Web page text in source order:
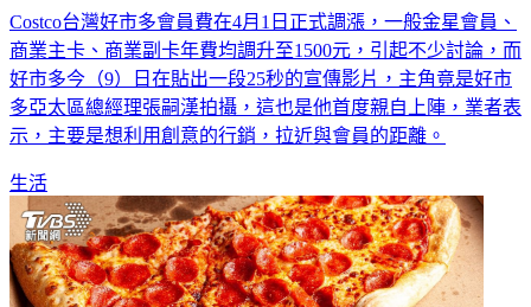
Costco台灣好市多會員費在4月1日正式調漲，一般金星會員、
商業主卡、商業副卡年費均調升至1500元，引起不少討論，而
好市多今（9）日在貼出一段25秒的宣傳影片，主角竟是好市
多亞太區總經理張嗣漢拍攝，這也是他首度親自上陣，業者表
示，主要是想利用創意的行銷，拉近與會員的距離。
生活